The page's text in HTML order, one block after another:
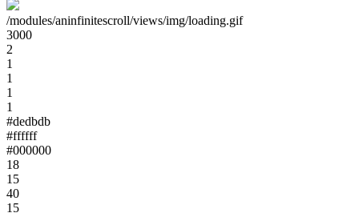
/modules/aninfinitescroll/views/img/loading.gif
3000
2
1
1
1
1
#dedbdb
#ffffff
#000000
18
15
40
15